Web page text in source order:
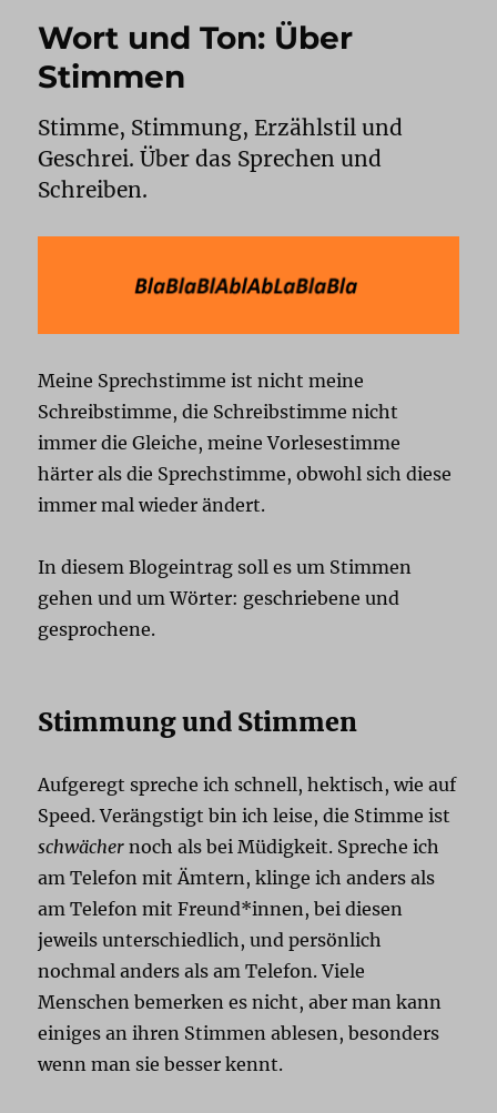
Wort und Ton: Über
Stimmen
Stimme, Stimmung, Erzählstil und
Geschrei. Über das Sprechen und
Schreiben.
Meine Sprechstimme ist nicht meine
Schreibstimme, die Schreibstimme nicht
immer die Gleiche, meine Vorlesestimme
härter als die Sprechstimme, obwohl sich diese
immer mal wieder ändert.
In diesem Blogeintrag soll es um Stimmen
gehen und um Wörter: geschriebene und
gesprochene.
Stimmung und Stimmen
Aufgeregt spreche ich schnell, hektisch, wie auf
Speed. Verängstigt bin ich leise, die Stimme ist
schwächer noch als bei Müdigkeit. Spreche ich
am Telefon mit Ämtern, klinge ich anders als
am Telefon mit Freund*innen, bei diesen
jeweils unterschiedlich, und persönlich
nochmal anders als am Telefon. Viele
Menschen bemerken es nicht, aber man kann
einiges an ihren Stimmen ablesen, besonders
wenn man sie besser kennt.